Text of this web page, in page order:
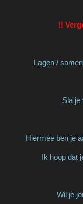
!!
Lagen /
Sla je
Hiermee ben je
Ik hoop dat
Wil je